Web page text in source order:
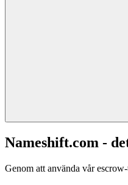
Nameshift.com -
Genom att använda vår